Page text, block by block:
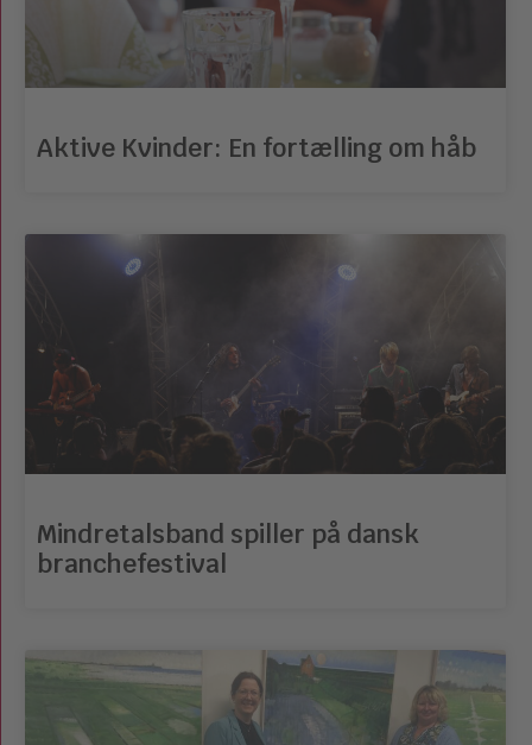
Aktive Kvinder: En fortælling om håb
Mindretalsband spiller på dansk
branchefestival